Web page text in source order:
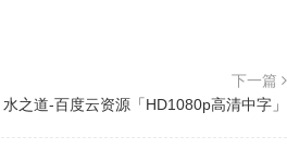
下一篇
之道-百度云资源「HD1080p高清中字」